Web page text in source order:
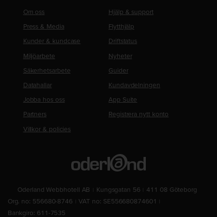
Om oss
Press & Media
Kunder & kundcase
Miljöarbete
Säkerhetsarbete
Datahallar
Jobba hos oss
Partners
Villkor & policies
Hjälp & support
Flytthjälp
Driftstatus
Nyheter
Guider
Kundavdelningen
App Suite
Registrera nytt konto
Oderland Webbhotell AB Kungsgatan 56
411 08 Göteborg
Org. no: 556680-8746
VAT no: SE556680874601
Bankgiro: 611-7535